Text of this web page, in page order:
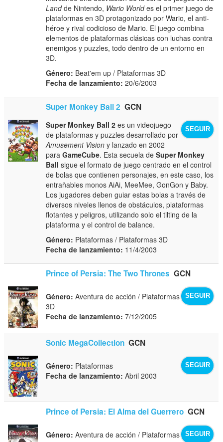
Landde Nintendo, Wario Worldes el primer juego de
plataformas en 3D protagonizado por Wario, el anti-
héroe y rival codicioso de Mario. El juego combina
elementos de plataformas clásicas con luchas contra
enemigos y puzzles, todo dentro de un entorno en
3D.
Género: Beat'em up / Plataformas 3D
Fecha de lanzamiento: 20/6/2003
Super Monkey Ball 2 GCN
SEGUIR
Super Monkey Ball 2 es un videojuego
de plataformas y puzzles desarrollado por
Amusement Vision y lanzado en 2002
paraGameCube. Esta secuela deSuper Monkey
Ball sigue el formato de juego centrado en el control
de bolas que contienen personajes, en este caso, los
entrañables monos AiAi, MeeMee, GonGon y Baby.
Los jugadores deben guiar estas bolas a través de
diversos niveles llenos de obstáculos, plataformas
flotantes y peligros, utilizando solo el tilting de la
plataforma y el control de balance.
Género: Plataformas / Plataformas 3D
Fecha de lanzamiento: 11/4/2003
Prince of Persia: The Two Thrones GCN
SEGUIR
Género: Aventura de acción / Plataformas
3D
Fecha de lanzamiento: 7/12/2005
Sonic MegaCollection GCN
SEGUIR
Género: Plataformas
Fecha de lanzamiento: Abril 2003
Prince of Persia: El Alma del Guerrero GCN
SEGUIR
Género: Aventura de acción / Plataformas